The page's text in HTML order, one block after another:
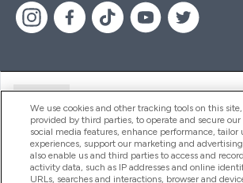
Produtos
We use cookies and other tracking tools on this
provided by third parties, to operate and secure our
social media features, enhance performance, tailor
experiences, support our marketing and
also enable us and third parties to access and
activity data, such as IP addresses and online
URLs, searches and interactions, browser and